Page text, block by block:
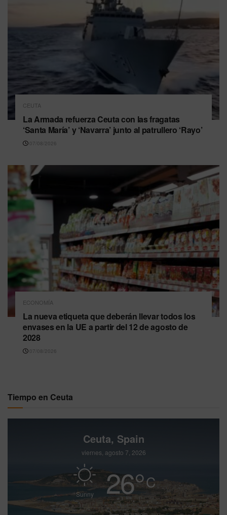
CEUTA
La Armada refuerza Ceuta con las fragatas
‘Santa María’ y ‘Navarra’ junto al patrullero ‘Rayo’
07/08/2026
ECONOMÍA
La nueva etiqueta que deberán llevar todos los
envases en la UE a partir del 12 de agosto de
2028
07/08/2026
Tiempo en Ceuta
Ceuta, Spain
viernes, agosto 7, 2026
Sunny 26°C